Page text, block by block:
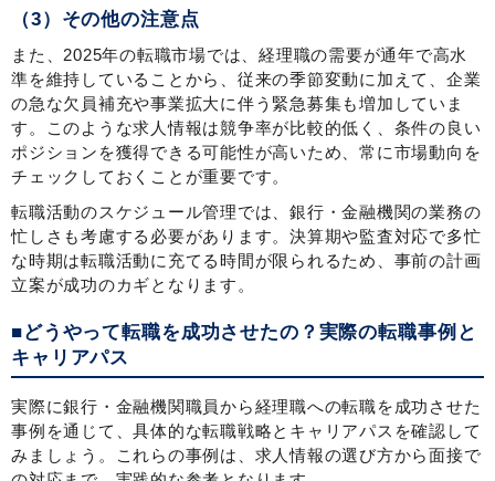
（3）その他の注意点
また、2025年の転職市場では、経理職の需要が通年で高水
準を維持していることから、従来の季節変動に加えて、企業
の急な欠員補充や事業拡大に伴う緊急募集も増加していま
す。このような求人情報は競争率が比較的低く、条件の良い
ポジションを獲得できる可能性が高いため、常に市場動向を
チェックしておくことが重要です。
転職活動のスケジュール管理では、銀行・金融機関の業務の
忙しさも考慮する必要があります。決算期や監査対応で多忙
な時期は転職活動に充てる時間が限られるため、事前の計画
立案が成功のカギとなります。
■どうやって転職を成功させたの？実際の転職事例と
キャリアパス
実際に銀行・金融機関職員から経理職への転職を成功させた
事例を通じて、具体的な転職戦略とキャリアパスを確認して
みましょう。これらの事例は、求人情報の選び方から面接で